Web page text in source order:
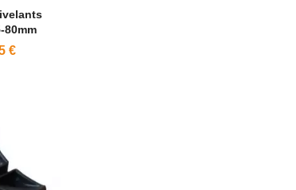
80mm
€